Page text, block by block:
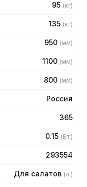
95 (кг)
135 (кг)
950 (мм)
1100 (мм)
800 (мм)
Россия
365
0.15 (Вт)
293554
Для салатов (л.)